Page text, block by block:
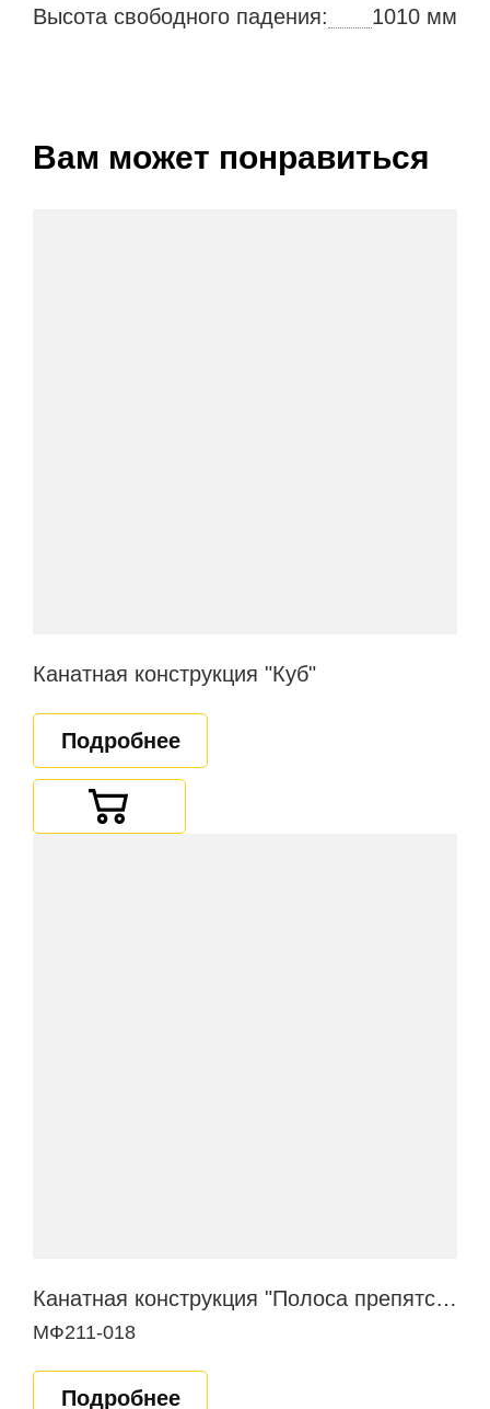
Высота свободного падения:
1010 мм
Вам может понравиться
Канатная конструкция "Куб"
Подробнее
Канатная конструкция "Полоса препятствий"
МФ211-018
Подробнее